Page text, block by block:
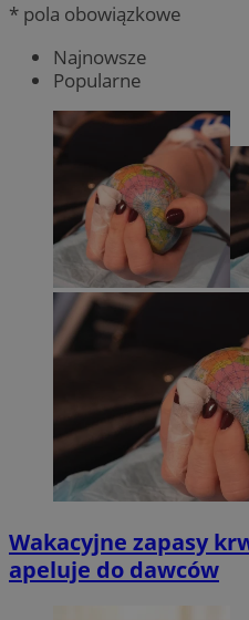
* pola obowiązkowe
Najnowsze
Popularne
Wakacyjne zapasy
apeluje do dawców